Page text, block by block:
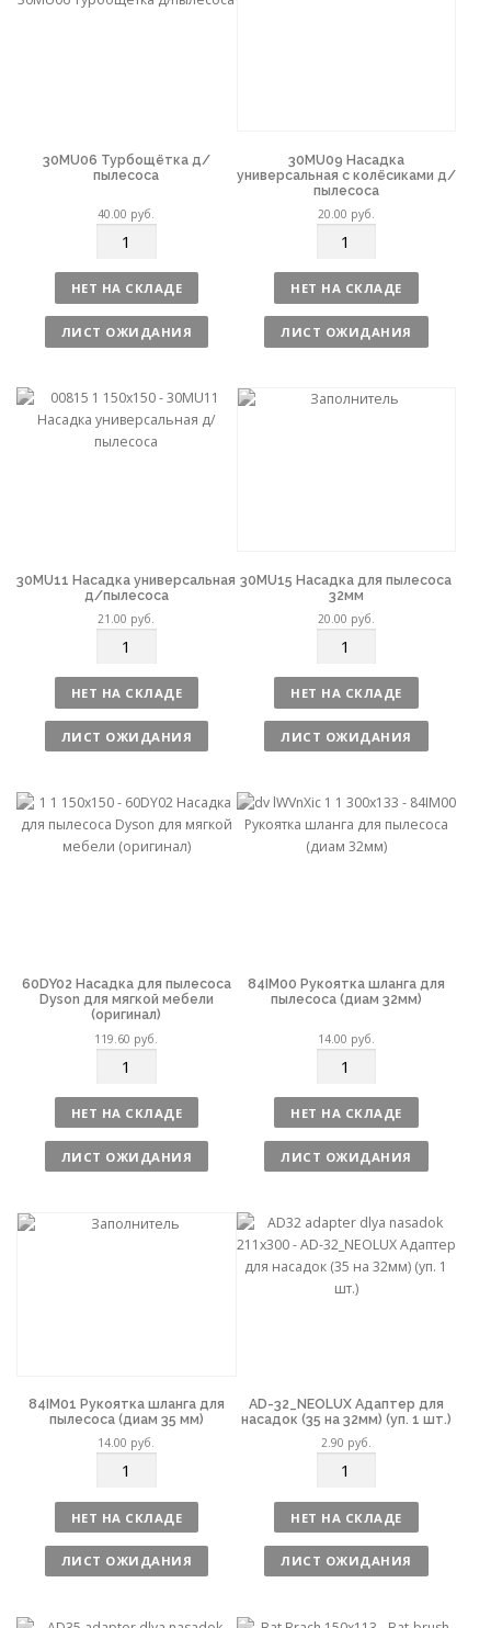
30MU06 Турбощётка д/
пылесоса
40.00 руб.
л
и
ч
е
о
НЕТ НА СКЛАДЕ
ЛИСТ ОЖИДАНИЯ
30MU09 Насадка
универсальная с колёсиками д/
пылесоса
20.00 руб.
л
и
ч
е
в
НЕТ НА СКЛАДЕ
ЛИСТ ОЖИДАНИЯ
30MU11 Насадка универсальная
д/пылесоса
21.00 руб.
л
и
ч
е
НЕТ НА СКЛАДЕ
ЛИСТ ОЖИДАНИЯ
30MU15 Насадка для пылесоса
32мм
20.00 руб.
л
и
ч
е
НЕТ НА СКЛАДЕ
ЛИСТ ОЖИДАНИЯ
60DY02 Насадка для пылесоса
Dyson для мягкой мебели
(оригинал)
119.60 руб.
л
и
ч
е
в
НЕТ НА СКЛАДЕ
ЛИСТ ОЖИДАНИЯ
84IM00 Рукоятка шланга для
пылесоса (диам 32мм)
14.00 руб.
л
и
ч
е
т
НЕТ НА СКЛАДЕ
ЛИСТ ОЖИДАНИЯ
84IM01 Рукоятка шланга для
пылесоса (диам 35 мм)
14.00 руб.
л
и
ч
е
т
НЕТ НА СКЛАДЕ
ЛИСТ ОЖИДАНИЯ
AD-32_NEOLUX Адаптер для
насадок (35 на 32мм) (уп. 1 шт.)
2.90 руб.
л
и
ч
е
НЕТ НА СКЛАДЕ
ЛИСТ ОЖИДАНИЯ